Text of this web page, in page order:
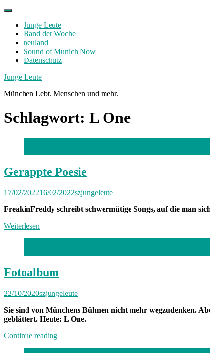
Skip
contentJunge Leute
Band der Woche
neuland
Sound of Munich Now
Datenschutz
Facebook
Twitter
Instagram
Junge Leute
München Lebt. Menschen und mehr.
Schlagwort: L One
Gerappte Poesie
17/02/202216/02/2022szjungeleute
FreakinFreddy schreibt schwermütige Songs, auf die man
Weiterlesen
Fotoalbum
22/10/2020szjungeleute
Sie sind von Münchens Bühnen nicht mehr wegzudenken.
geblättert. Heute: L One.
Continue reading„Fotoalbum“